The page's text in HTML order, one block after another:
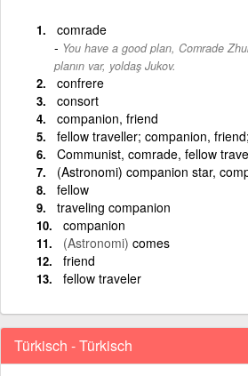
comrade
You have a good plan, Comrade
planın var, yoldaş Jukov.
confrere
consort
companion, friend
fellow traveller; companion,
Communist, comrade, fellow
(Astronomi) companion star,
fellow
traveling companion
companion
(Astronomi) comes
friend
fellow traveler
Türkisch - Türkisch